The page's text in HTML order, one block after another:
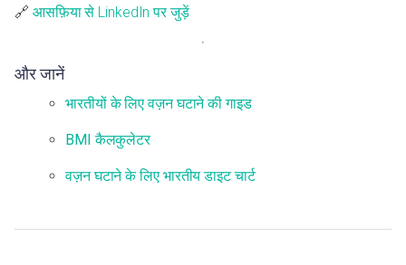
🔗 आसफ़िया से LinkedIn पर जुड़ें
और जानें
भारतीयों के लिए वज़न घटाने की गाइड
BMI कैलकुलेटर
वज़न घटाने के लिए भारतीय डाइट चार्ट